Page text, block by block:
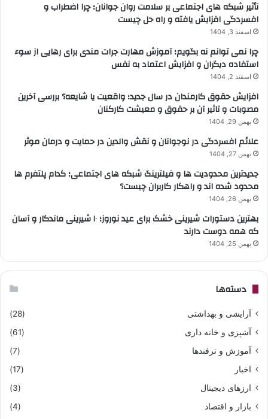
تأثیر شبکه های اجتماعی بر سلامت روان جوانان؛ چرا اضطراب و
افسردگی افزایش یافته و راه حل چیست
اسفند 3, 1404
چرا نمی توانم نه بگویم؛ آموزش مهارت جرات مندی برای رهایی از سوء
استفاده دیگران و افزایش اعتماد به نفس
اسفند 2, 1404
افزایش حقوق کارمندان در سال جدید؛ واقعیت یا شایعه؟ بررسی آخرین
مصوبات و تاثیر آن بر حقوق و معیشت کارکنان
بهمن 29, 1404
علائم افسردگی در نوجوانان و نقش والدین در حمایت و درمان موثر
بهمن 27, 1404
جدیدترین محدودیت ها و فیلترینگ شبکه های اجتماعی؛ کدام پلتفرم ها
محدود شده اند و راهکار کاربران چیست؟
بهمن 26, 1404
بهترین دستورات شیرینی خشک برای عید نوروز؛ ۱۰ شیرینی ماندگار و آسان
که همه دوست دارند
بهمن 25, 1404
دسته‌ها
آرایشی و بهداشتی
(28)
آشپزی و خانه داری
(61)
آموزش و ترفندها
(7)
اخبار
(17)
ارزهای دیجیتال
(3)
بازار و اقتصاد
(4)